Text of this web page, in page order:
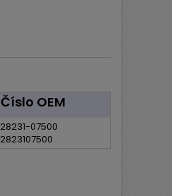
Číslo OEM
28231-07500
2823107500